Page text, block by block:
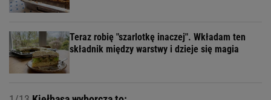
Teraz robię "szarlotkę inaczej". Wkładam ten
składnik między warstwy i dzieje się magia